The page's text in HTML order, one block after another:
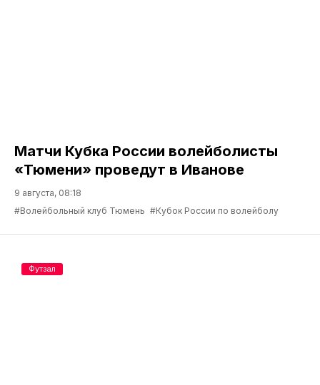
Матчи Кубка России волейболисты
«Тюмени» проведут в Иванове
9 августа, 08:18
#Волейбольный клуб Тюмень #Кубок России по волейболу
Футзал